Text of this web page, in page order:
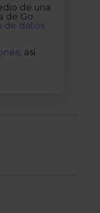
de una
de Go
de datos
así